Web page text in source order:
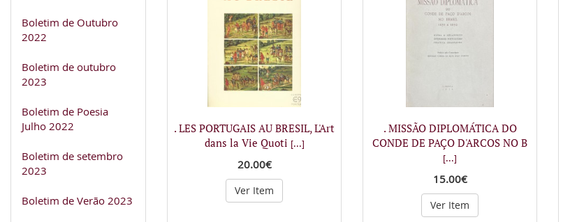
Boletim de Outubro
2022
Boletim de outubro
2023
Boletim de Poesia
Julho 2022
Boletim de setembro
2023
Boletim de Verão 2023
. LES PORTUGAIS AU BRESIL, L'Art
dans la Vie Quoti [...]
20.00€
Ver Item
. MISSÃO DIPLOMÁTICA DO
CONDE DE PAÇO D'ARCOS NO B
[...]
15.00€
Ver Item